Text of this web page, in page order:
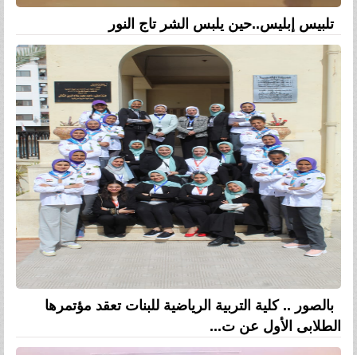
تلبيس إبليس..حين يلبس الشر تاج النور
بالصور .. كلية التربية الرياضية للبنات تعقد مؤتمرها
الطلابى الأول عن ت...